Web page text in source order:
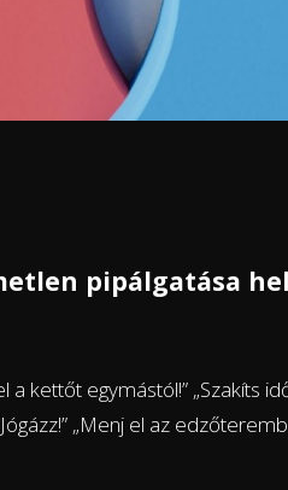
pipálgatása
kettőt egymástól!” „Szakíts
„Menj el az